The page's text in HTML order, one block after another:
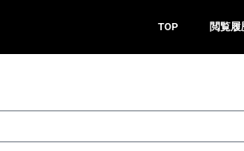
TOP 閲覧履